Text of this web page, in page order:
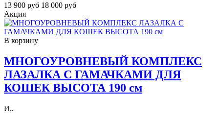
13 900 руб 18 000 руб
Акция
В корзину
МНОГОУРОВНЕВЫЙ КОМПЛЕКС
ЛАЗАЛКА С ГАМАЧКАМИ ДЛЯ
КОШЕК ВЫСОТА 190 см
И..